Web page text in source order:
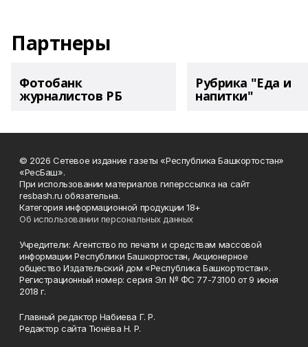
Партнеры
Фотобанк
журналистов РБ
Рубрика "Еда и
напитки"
© 2026 Сетевое издание газеты «Республика Башкортостан»
«РесБаш».
При использовании материалов гиперссылка на сайт
resbash.ru обязательна.
Категория информационной продукции 18+
Об использовании персональных данных
Учредители: Агентство по печати и средствам массовой
информации Республики Башкортостан, Акционерное
общество Издательский дом «Республика Башкортостан».
Регистрационный номер: серия Эл № ФС 77-73100 от 9 июня
2018 г.
Главный редактор Набиева Г. Р.
Редактор сайта Тюнёва Н. Р.